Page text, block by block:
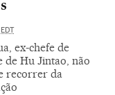
EDT
ex-chefe de
de Hu Jintao, não
recorrer da